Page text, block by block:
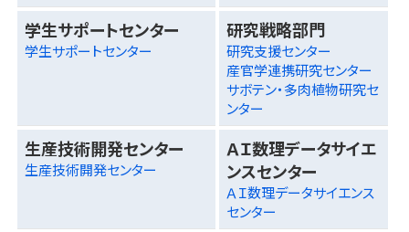
学生サポートセンター
学生サポートセンター
研究戦略部門
研究支援センター
産官学連携研究センター
サボテン・多肉植物研究セ
ンター
生産技術開発センター
生産技術開発センター
ＡＩ数理データサイエ
ンスセンター
ＡＩ数理データサイエンス
センター